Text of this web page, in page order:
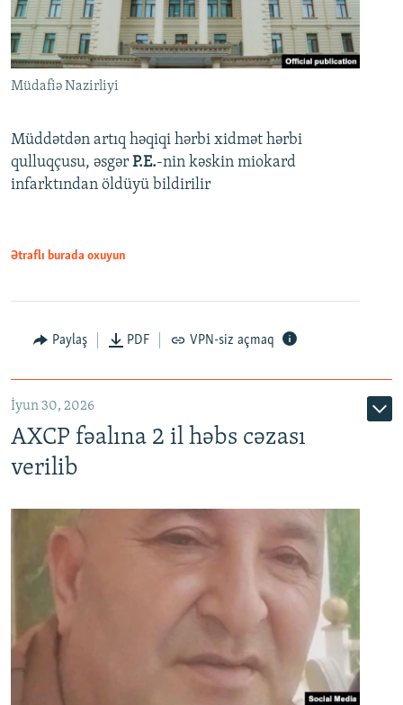
Müdafiə Nazirliyi
Müddətdən artıq həqiqi hərbi xidmət hərbi
qulluqçusu, əsgər P.E.-nin kəskin miokard
infarktından öldüyü bildirilir
Ətraflı burada oxuyun
Paylaş PDF VPN-siz açmaq
İyun 30, 2026
AXCP fəalına 2 il həbs cəzası
verilib